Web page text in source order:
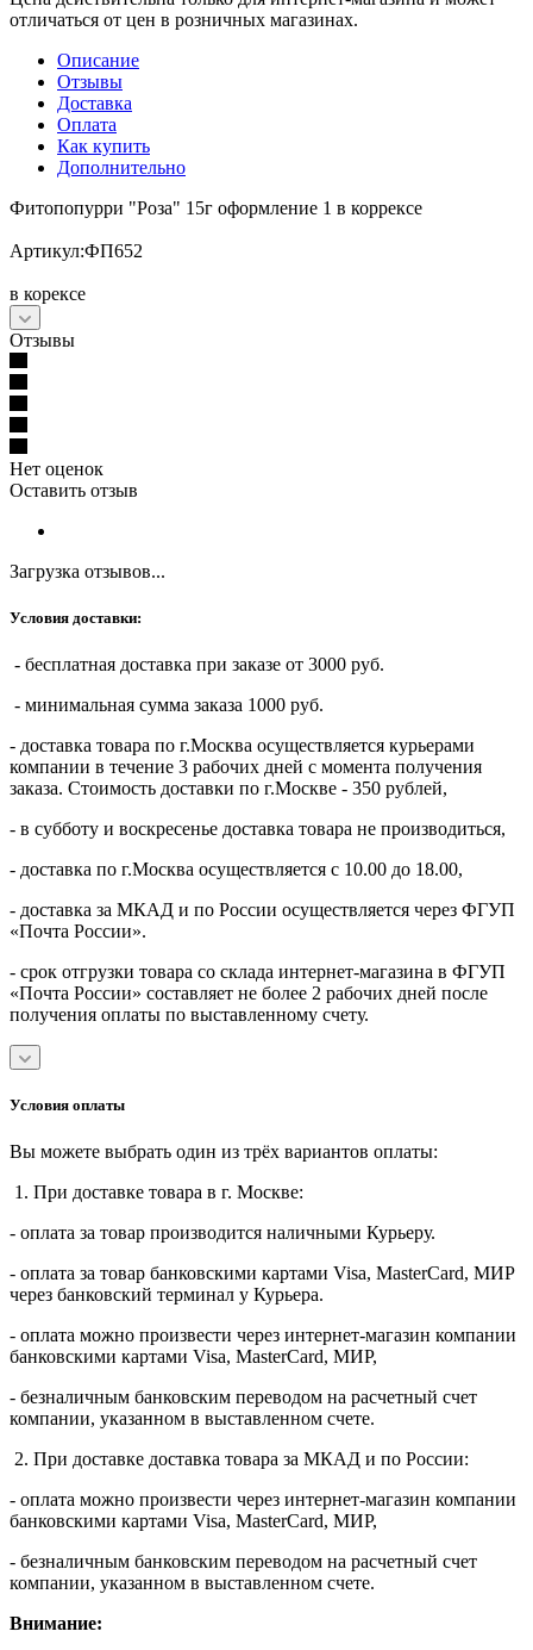
отличаться от цен в розничных магазинах.
Описание
Отзывы
Доставка
Оплата
Как купить
Дополнительно
Фитопопурри "Роза" 15г оформление 1 в коррексе
Артикул:ФП652
в корексе
Отзывы
Нет оценок
Оставить отзыв
Загрузка отзывов...
Условия доставки:
- бесплатная доставка при заказе от 3000 руб.
- минимальная сумма заказа 1000 руб.
- доставка товара по г.Москва осуществляется курьерами
компании в течение 3 рабочих дней с момента получения
заказа. Стоимость доставки по г.Москве - 350 рублей,
- в субботу и воскресенье доставка товара не производиться,
- доставка по г.Москва осуществляется с 10.00 до 18.00,
- доставка за МКАД и по России осуществляется через ФГУП
«Почта России».
- срок отгрузки товара со склада интернет-магазина в ФГУП
«Почта России» составляет не более 2 рабочих дней после
получения оплаты по выставленному счету.
Условия оплаты
Вы можете выбрать один из трёх вариантов оплаты:
1. При доставке товара в г. Москве:
- оплата за товар производится наличными Курьеру.
- оплата за товар банковскими картами Visa, MasterСard, МИР
через банковский терминал у Курьера.
- оплата можно произвести через интернет-магазин компании
банковскими картами Visa, MasterСard, МИР,
- безналичным банковским переводом на расчетный счет
компании, указанном в выставленном счете.
2. При доставке доставка товара за МКАД и по России:
- оплата можно произвести через интернет-магазин компании
банковскими картами Visa, MasterСard, МИР,
- безналичным банковским переводом на расчетный счет
компании, указанном в выставленном счете.
Внимание: